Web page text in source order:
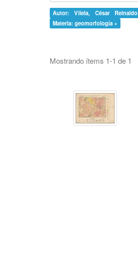
Autor: Vilela, César
Materia: geomorfología ×
Mostrando ítems 1-1 de 1